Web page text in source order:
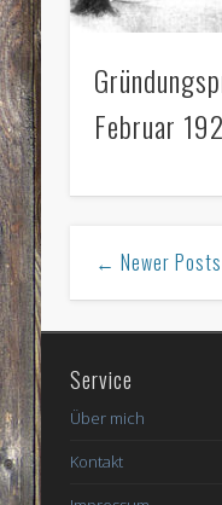
Februar
← Newer Posts
Service
Über mich
Kontakt